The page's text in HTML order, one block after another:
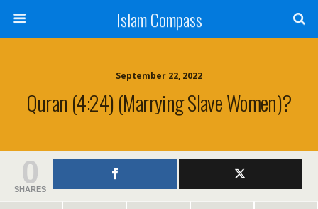
Islam Compass
September 22, 2022
Quran (4:24) (Marrying Slave Women)?
0
SHARES